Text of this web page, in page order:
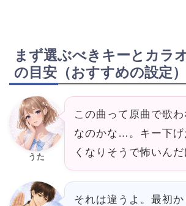
まず選ぶべきキーとカラ
の目安（おすすめの設定）
うた
この曲って原曲で歌
なのかな…。キー下げ
くなりそうで怖いんだ
それは違うよ。最初